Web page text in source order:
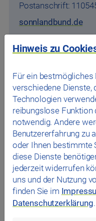
Postanschrift:
sonnlandbund.de
DLRG
DLRG Ortsverband
Wöhrdstraße 61
93059 Regensburg
regensburg.dlrg.de
Hinweis zu
Für ein
verschiedene Dienste,
Technologien
reibungslose Funktion
notwendig. Andere
Benutzererfahrung zu
oder Ihnen bestimmte
diese Dienste
jederzeit widerrufen
uns und der Nutzung
finden Sie im
Datenschutzerklärung.